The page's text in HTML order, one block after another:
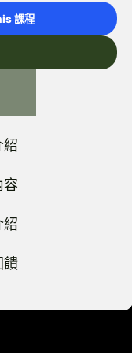
課程
紹
容
紹
饋